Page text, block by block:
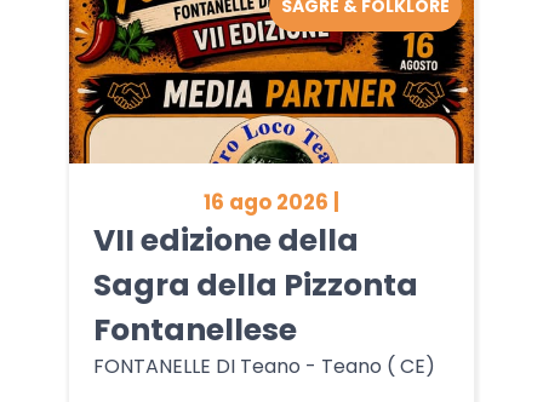
16 ago 2026 |
VII edizione della
Sagra della Pizzonta
Fontanellese
FONTANELLE DI Teano - Teano ( CE)
SAGRE & FOLKLORE